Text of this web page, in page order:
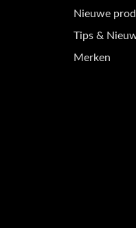
Nieuwe
Tips &
Merken